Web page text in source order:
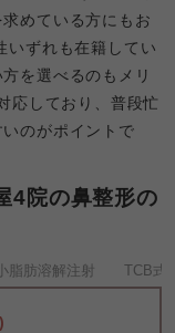
めている方にもお
いずれも在籍してい
を選べるのもメリ
応しており、普段忙
のがポイントで
4院の鼻整形の
脂肪溶解注射 TCB式